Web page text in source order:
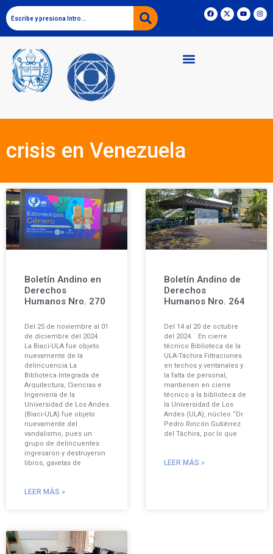
crisis en Venezuela
Boletín Andino en
Derechos
Humanos Nro. 270
Del 25 de noviembre al 01
de diciembre del 2024.
La Biaci-ULA fue objeto
nuevamente de la
delincuencia La
Biblioteca Integrada de
Arquitectura, Ciencias e
Ingeniería de la
Universidad de Los Andes
(Biaci-ULA) fue objeto
nuevamente del
vandalismo, pues un
grupo de delincuentes
ingresaron y destruyeron
libros, gavetas de
LEER MÁS »
Boletín Andino de
Derechos
Humanos Nro. 264
Del 14 al 20 de octubre
del 2024. En cierre
técnico Biblioteca de la
ULA-Táchira Filtraciones
en techos y ventanales y
la falta de personal,
mantienen en cierre
técnico a la biblioteca de
la Universidad de Los
Andes (ULA), núcleo “Dr.
Pedro Rincón Gutiérrez
del Táchira, por lo que
LEER MÁS »